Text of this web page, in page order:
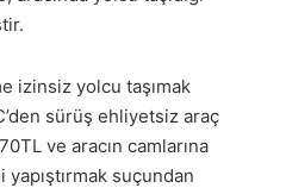
izinsiz yolcu taşımak
sürüş ehliyetsiz araç
ve aracın camlarına
suçundan